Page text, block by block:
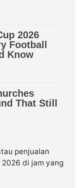
penjualan
2026 di jam yang